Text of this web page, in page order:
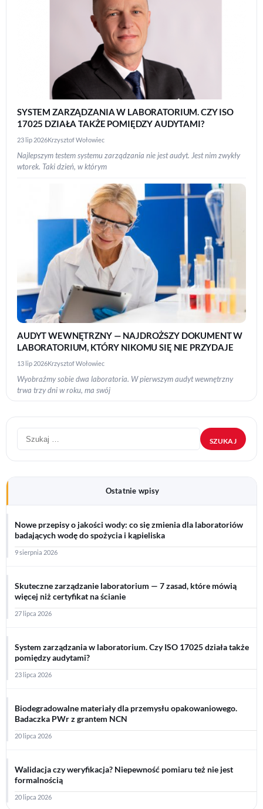
SYSTEM ZARZĄDZANIA W LABORATORIUM. CZY ISO
17025 DZIAŁA TAKŻE POMIĘDZY AUDYTAMI?
23 lip 2026Krzysztof Wołowiec
Najlepszym testem systemu zarządzania nie jest audyt. Jest nim zwykły
wtorek. Taki dzień, w którym
AUDYT WEWNĘTRZNY — NAJDROŻSZY DOKUMENT W
LABORATORIUM, KTÓRY NIKOMU SIĘ NIE PRZYDAJE
13 lip 2026Krzysztof Wołowiec
Wyobraźmy sobie dwa laboratoria. W pierwszym audyt wewnętrzny
trwa trzy dni w roku, ma swój
Szukaj:
Ostatnie wpisy
Nowe przepisy o jakości wody: co się zmienia dla laboratoriów
badających wodę do spożycia i kąpieliska
9 sierpnia 2026
Skuteczne zarządzanie laboratorium — 7 zasad, które mówią
więcej niż certyfikat na ścianie
27 lipca 2026
System zarządzania w laboratorium. Czy ISO 17025 działa także
pomiędzy audytami?
23 lipca 2026
Biodegradowalne materiały dla przemysłu opakowaniowego.
Badaczka PWr z grantem NCN
20 lipca 2026
Walidacja czy weryfikacja? Niepewność pomiaru też nie jest
formalnością
20 lipca 2026